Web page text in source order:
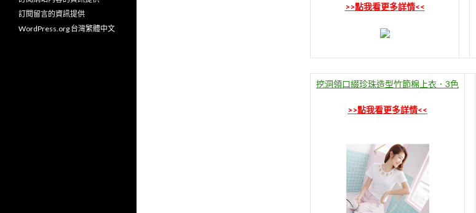
>>點我看更多詳情<<
挖洞領口綴珍珠造型竹節棉上衣．3色
>>點我看更多詳情<<
訂閱留言的資訊提供
WordPress.org 台灣繁體中文